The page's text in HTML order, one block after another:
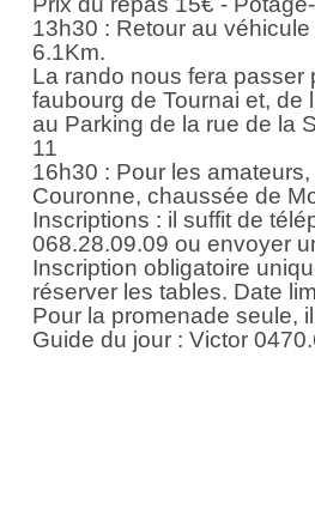
13h30 : Retour au
6.1Km.
La rando nous fera passer
faubourg de Tournai et,
au Parking de la rue de la
11
16h30 : Pour les
Couronne, chaussée de
Inscriptions : il suffit de
068.28.09.09 ou envoyer
Inscription obligatoire
réserver les tables. Date
Pour la promenade seule,
Guide du jour : Victor